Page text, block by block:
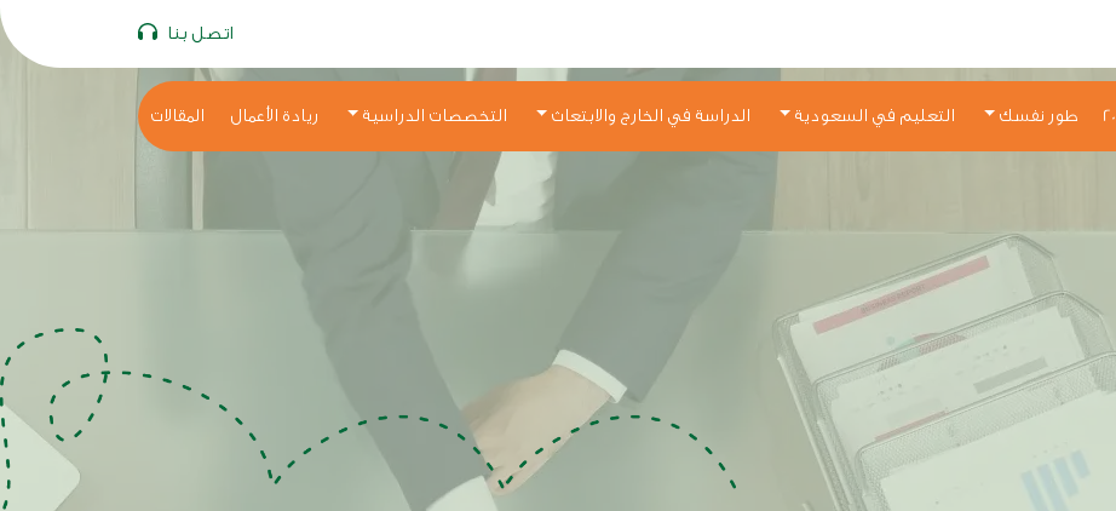
اتصل بنا
طور نفسك التعليم في السعودية الدراسة في الخارج والابتعاث التخصصات الدراسية ريادة الأعمال المقالات